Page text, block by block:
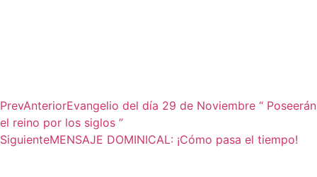
PrevAnteriorEvangelio del día 29 de Noviembre “ Poseerán
el reino por los siglos ”
SiguienteMENSAJE DOMINICAL: ¡Cómo pasa el tiempo!